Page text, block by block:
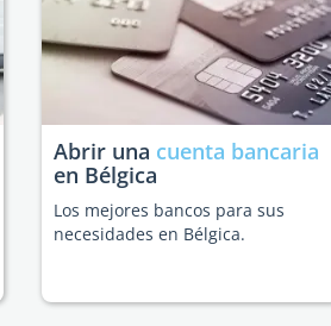
Abrir una cuenta bancaria
en Bélgica
Los mejores bancos para sus
necesidades en Bélgica.